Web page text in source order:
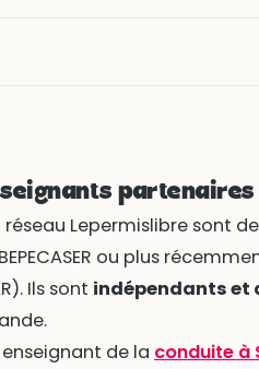
partenaires
Lepermislibre sont
ou plus
Ils sont indépendants et
de la conduite à